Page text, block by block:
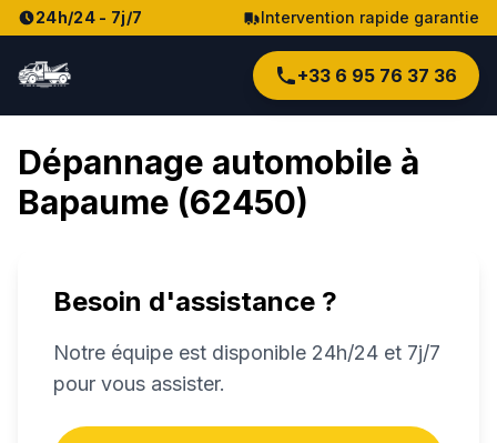
24h/24 - 7j/7 Intervention rapide garantie
+33 6 95 76 37 36
Dépannage automobile à
Bapaume (62450)
Besoin d'assistance ?
Notre équipe est disponible 24h/24 et 7j/7
pour vous assister.